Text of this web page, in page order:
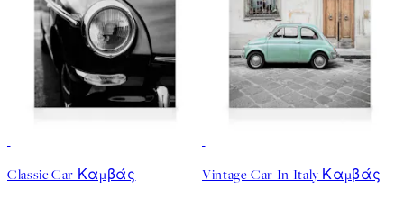
Classic Car Καμβάς Vintage Car In Italy Καμβάς